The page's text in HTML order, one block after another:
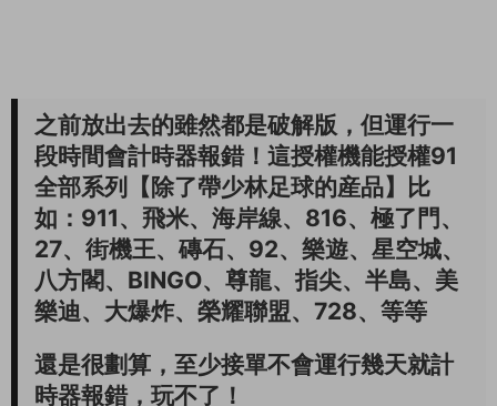
之前放出去的雖然都是破解版，但運行一
段時間會計時器報錯！這授權機能授權91
全部系列【除了帶少林足球的産品】比
如：911、飛米、海岸線、816、極了門、
27、街機王、磚石、92、樂遊、星空城、
八方閣、BINGO、尊龍、指尖、半島、美
樂迪、大爆炸、榮耀聯盟、728、等等
還是很劃算，至少接單不會運行幾天就計
時器報錯，玩不了！